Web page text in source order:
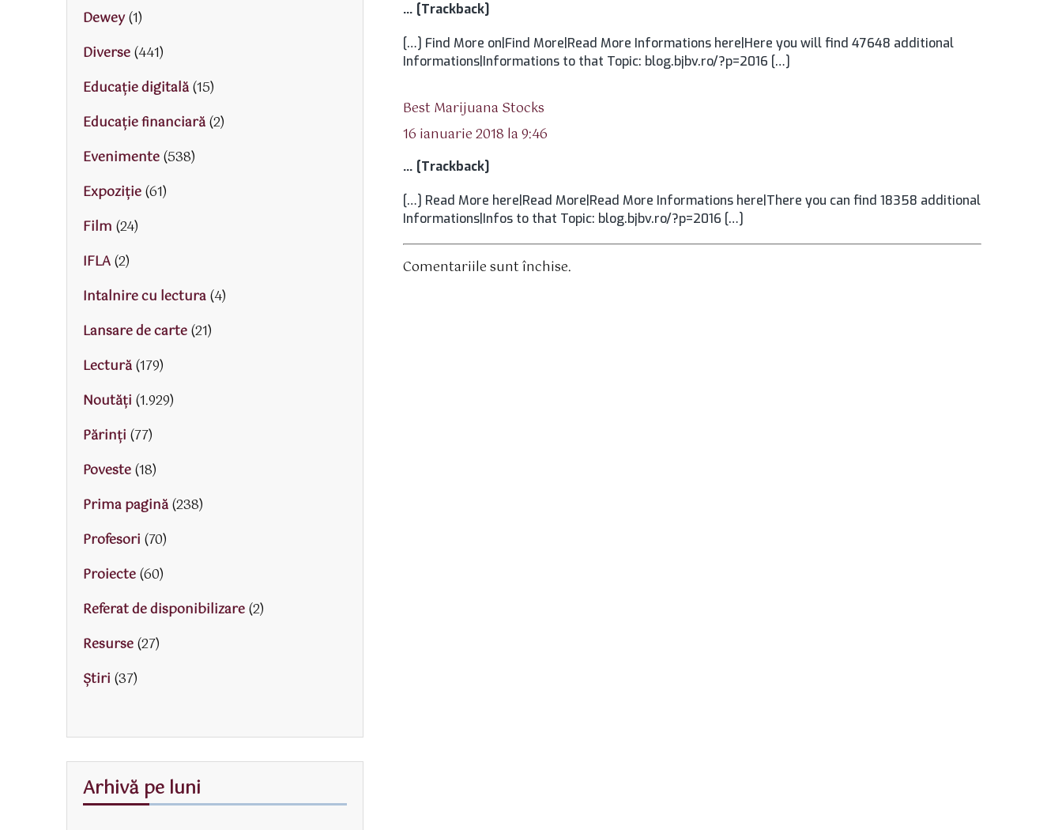
… [Trackback]
[…] Find More on|Find More|Read More Informations here|Here you will find 47648 additional
Informations|Informations to that Topic: blog.bjbv.ro/?p=2016 […]
Best Marijuana Stocks
16 ianuarie 2018 la 9:46
… [Trackback]
[…] Read More here|Read More|Read More Informations here|There you can find 18358 additional
Informations|Infos to that Topic: blog.bjbv.ro/?p=2016 […]
Comentariile sunt închise.
Dewey(1)
Diverse(441)
Educaţie digitală(15)
Educaţie financiară(2)
Evenimente(538)
Expoziție(61)
Film (24)
IFLA(2)
Intalnire cu lectura(4)
Lansare de carte(21)
Lectură(179)
Noutăți (1.929)
Părinţi (77)
Poveste(18)
Prima pagină(238)
Profesori (70)
Proiecte(60)
Referat de disponibilizare(2)
Resurse(27)
Știri (37)
Arhivă pe luni